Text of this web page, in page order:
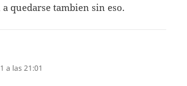
quedarse tambien sin eso.
a las 21:01